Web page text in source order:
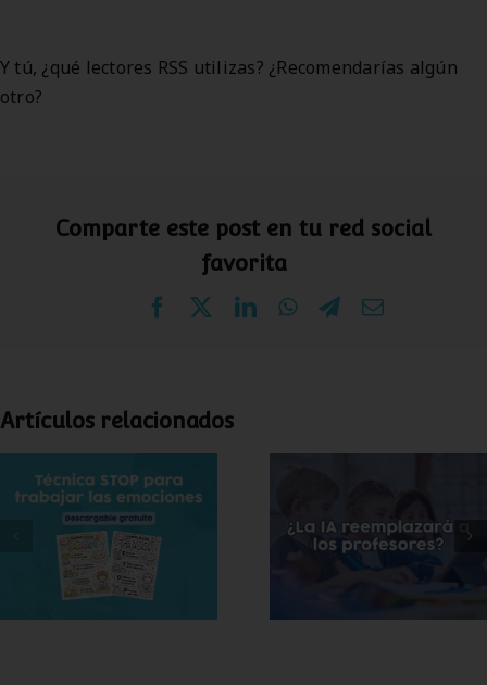
Y tú, ¿qué lectores RSS utilizas? ¿Recomendarías algún
otro?
Comparte este post en tu red social
favorita
FacebookLinkedInWhatsApp
Telegram
Correo
Artículos relacionados
Técnica STOP para
trabajar las
emociones (+
lámina gratis para
inteligencia
artificial sustituir a